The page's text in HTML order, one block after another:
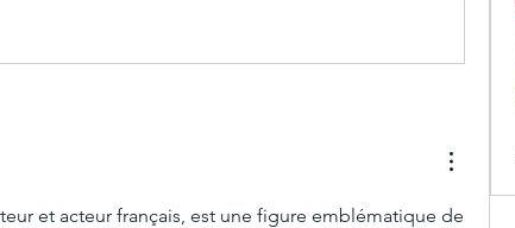
et acteur français, est une figure emblématique de